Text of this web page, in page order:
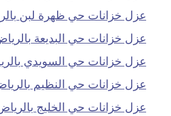
عزل خزانات حي ظهرة لبن
عزل خزانات حي البديعة
عزل خزانات حي السويدي
عزل خزانات حي النظيم
عزل خزانات حي الخليج